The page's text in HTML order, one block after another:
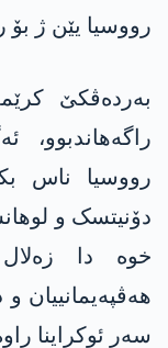
رووسیا یێن ژ
بەردەڤکێ
راگه‌هاندبوو،
رووسیا ناس
دۆنیتسک و
خوە دا
هه‌ڤپه‌یمانییان
سەر ئوکراینا